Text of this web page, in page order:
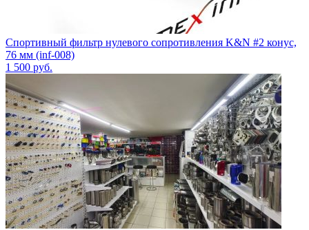
Спортивный фильтр нулевого сопротивления K&N #2 конус,
76 мм (inf-008)
1 500 руб.